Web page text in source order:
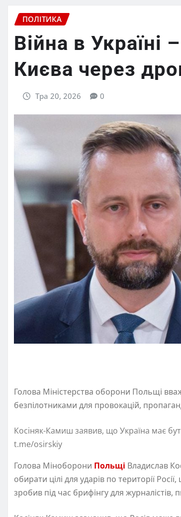
ПОЛІТИКА
Війна в Україні
Києва через
Тра 20, 2026 0
Голова Міністерства оборони Польщі
безпілотниками для провокацій,
Косіняк-Камиш заявив, що Україна має
t.me/osirskiy
Голова Міноборони Польщі Владислав
обирати цілі для ударів по території
зробив під час брифінгу для журналістів,